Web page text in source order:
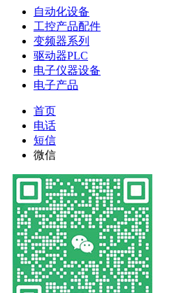
自动化设备
工控产品配件
变频器系列
驱动器PLC
电子仪器设备
电子产品
首页
电话
短信
微信